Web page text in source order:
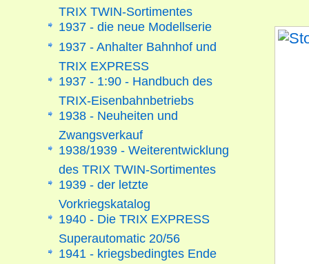
TRIX TWIN-Sortimentes
1937 - die neue Modellserie
1937 - Anhalter Bahnhof und
TRIX EXPRESS
1937 - 1:90 - Handbuch des
TRIX-Eisenbahnbetriebs
1938 - Neuheiten und
Zwangsverkauf
1938/1939 - Weiterentwicklung
des TRIX TWIN-Sortimentes
1939 - der letzte
Vorkriegskatalog
1940 - Die TRIX EXPRESS
Superautomatic 20/56
1941 - kriegsbedingtes Ende